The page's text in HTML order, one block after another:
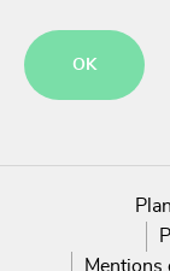
Mentions